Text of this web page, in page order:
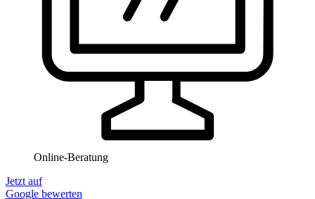
Online-Beratung
Jetzt auf
Google bewerten